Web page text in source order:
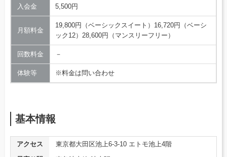
入会金 5,500円
月額料金
19,800円（ベーシックスイート）16,720円（ベーシ
ック12）28,600円（マンスリーフリー）
回数料金 －
体験等 ※料金は問い合わせ
基本情報
アクセス
東京都大田区池上6-3-10 エトモ池上4階